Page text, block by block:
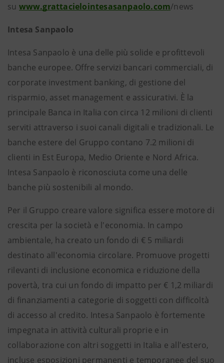
su www.grattacielointesasanpaolo.com/news
Intesa Sanpaolo
Intesa Sanpaolo è una delle più solide e profittevoli
banche europee. Offre servizi bancari commerciali, di
corporate investment banking, di gestione del
risparmio, asset management e assicurativi. È la
principale Banca in Italia con circa 12 milioni di clienti
serviti attraverso i suoi canali digitali e tradizionali. Le
banche estere del Gruppo contano 7.2 milioni di
clienti in Est Europa, Medio Oriente e Nord Africa.
Intesa Sanpaolo è riconosciuta come una delle
banche più sostenibili al mondo.
Per il Gruppo creare valore significa essere motore di
crescita per la società e l'economia. In campo
ambientale, ha creato un fondo di € 5 miliardi
destinato all'economia circolare. Promuove progetti
rilevanti di inclusione economica e riduzione della
povertà, tra cui un fondo di impatto per € 1,2 miliardi
di finanziamenti a categorie di soggetti con difficoltà
di accesso al credito. Intesa Sanpaolo è fortemente
impegnata in attività culturali proprie e in
collaborazione con altri soggetti in Italia e all'estero,
incluse esposizioni permanenti e temporanee del suo